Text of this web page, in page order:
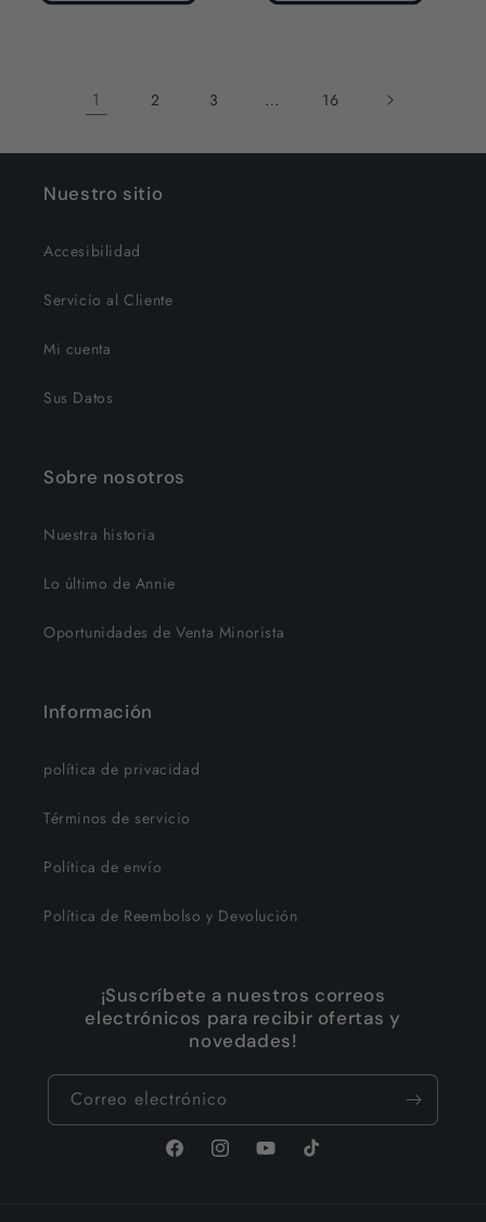
1 2 3 … 16
Nuestro sitio
Accesibilidad
Servicio al Cliente
Mi cuenta
Sus Datos
Sobre nosotros
Nuestra historia
Lo último de Annie
Oportunidades de Venta Minorista
Información
política de privacidad
Términos de servicio
Política de envío
Política de Reembolso y Devolución
¡Suscríbete a nuestros correos
electrónicos para recibir ofertas y
novedades!
Correo electrónico
FacebookInstagramYouTubeTikTok